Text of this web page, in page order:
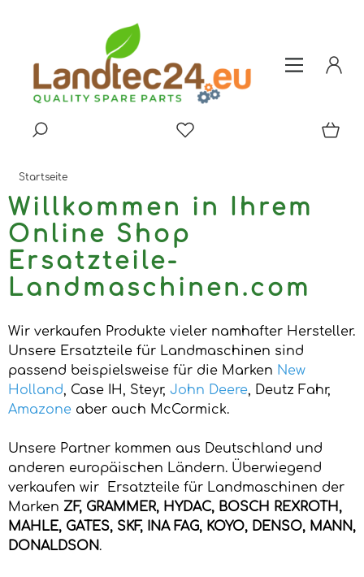
Startseite
Willkommen in Ihrem
Online Shop
Ersatzteile-
Landmaschinen.com
Wir verkaufen Produkte vieler namhafter Hersteller.
Unsere Ersatzteile für Landmaschinen sind
passend beispielsweise für die Marken New
Holland, Case IH, Steyr, John Deere, Deutz Fahr,
Amazone aber auch McCormick.
Unsere Partner kommen aus Deutschland und
anderen europäischen Ländern. Überwiegend
verkaufen wir Ersatzteile für Landmaschinen der
Marken ZF, GRAMMER, HYDAC, BOSCH REXROTH,
MAHLE, GATES, SKF, INA FAG, KOYO, DENSO, MANN,
DONALDSON.